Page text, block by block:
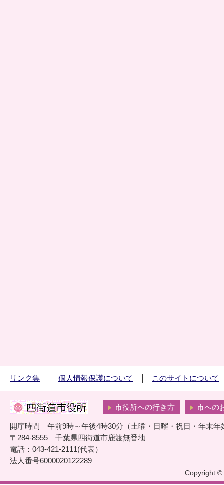
リンク集 個人情報保護について このサイトについて
市役所への行き方 市への
開庁時間 午前9時～午後4時30分（土曜・日曜・祝日・年末年
〒284-8555 千葉県四街道市鹿渡無番地
電話：043-421-2111(代表）
法人番号6000020122289
Copyright ©